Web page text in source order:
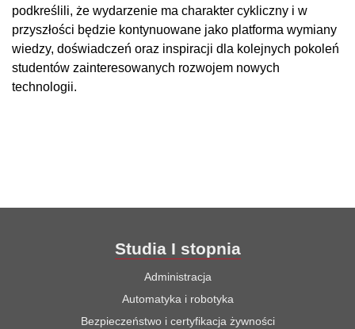
podkreślili, że wydarzenie ma charakter cykliczny i w
przyszłości będzie kontynuowane jako platforma wymiany
wiedzy, doświadczeń oraz inspiracji dla kolejnych pokoleń
studentów zainteresowanych rozwojem nowych
technologii.
Studia I stopnia
Administracja
Automatyka i robotyka
Bezpieczeństwo i certyfikacja żywności